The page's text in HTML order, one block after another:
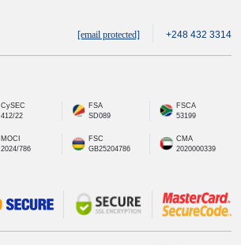
[email protected] +248 432 3314
CySEC
412/22
FSA
SD089
FSCA
53199
MOCI
2024/786
FSC
GB25204786
CMA
2020000339